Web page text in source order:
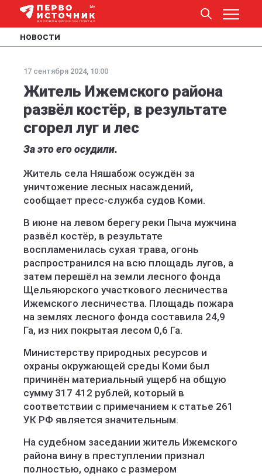
НОВОСТИ
17 сентября 2024, 10:00
Житель Ижемского района
развёл костёр, в результате
сгорел луг и лес
За это его осудили.
Житель села Няшабож осуждён за
уничтожение лесных насаждений,
сообщает пресс-служба судов Коми.
В июне на левом берегу реки Пыча мужчина
развёл костёр, в результате
воспламенилась сухая трава, огонь
распространился на всю площадь лугов, а
затем перешёл на земли лесного фонда
Щельяюрского участкового лесничества
Ижемского лесничества. Площадь пожара
на землях лесного фонда составила 24,9
Га, из них покрытая лесом 0,6 Га.
Министерству природных ресурсов и
охраны окружающей среды Коми был
причинён материальный ущерб на общую
сумму 317 412 рублей, который в
соответствии c примечанием к статье 261
УК РФ является значительным.
На судебном заседании житель Ижемского
района вину в преступлении признал
полностью, однако с размером